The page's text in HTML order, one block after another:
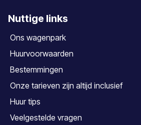
Nuttige links
Ons wagenpark
Huurvoorwaarden
Bestemmingen
Onze tarieven zijn altijd inclusief
Huur tips
Veelgestelde vragen